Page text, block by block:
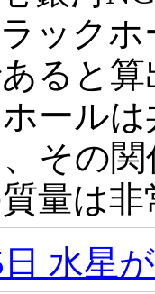
ック
ると
ール
その
量は
水星